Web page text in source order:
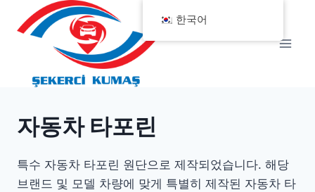
자동차 타포린
특수 자동차 타포린 원단으로 제작되었습니다. 해당
브랜드 및 모델 차량에 맞게 특별히 제작된 자동차 타
한국어